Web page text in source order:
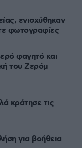
ενισχύθηκαν
φωτογραφίες
φαγητό και
του Ζερόμ
κράτησε τις
για βοήθεια